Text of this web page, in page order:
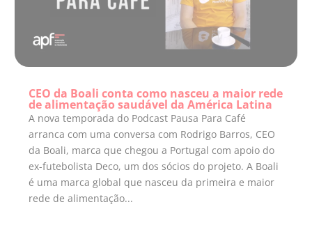
CEO da Boali conta como nasceu a maior rede
de alimentação saudável da América Latina
A nova temporada do Podcast Pausa Para Café
arranca com uma conversa com Rodrigo Barros, CEO
da Boali, marca que chegou a Portugal com apoio do
ex-futebolista Deco, um dos sócios do projeto. A Boali
é uma marca global que nasceu da primeira e maior
rede de alimentação...